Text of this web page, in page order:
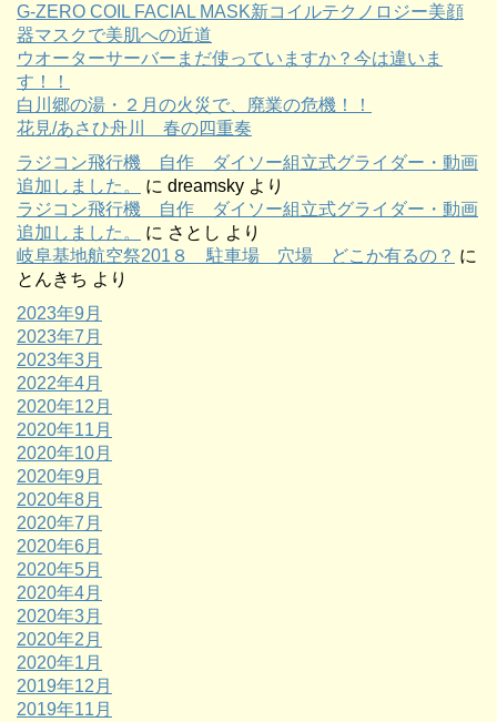
G-ZERO COIL FACIAL MASK新コイルテクノロジー美顔
器マスクで美肌への近道
ウオーターサーバーまだ使っていますか？今は違いま
す！！
白川郷の湯・２月の火災で、廃業の危機！！
花見/あさひ舟川 春の四重奏
ラジコン飛行機 自作 ダイソー組立式グライダー・動画
追加しました。
に dreamsky より
ラジコン飛行機 自作 ダイソー組立式グライダー・動画
追加しました。
に さとし より
岐阜基地航空祭201８ 駐車場 穴場 どこか有るの？ に
とんきち より
2023年9月
2023年7月
2023年3月
2022年4月
2020年12月
2020年11月
2020年10月
2020年9月
2020年8月
2020年7月
2020年6月
2020年5月
2020年4月
2020年3月
2020年2月
2020年1月
2019年12月
2019年11月